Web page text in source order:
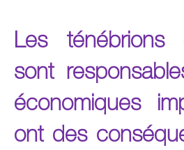
À propos
Contact
Newsletter
Articles et conseils
Les ténébrions
sont
économiques
ont des